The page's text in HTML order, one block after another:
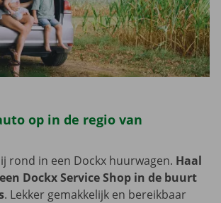
op in de regio van
rond in een Dockx huurwagen. Haal
Dockx Service Shop in de buurt
. Lekker gemakkelijk en bereikbaar